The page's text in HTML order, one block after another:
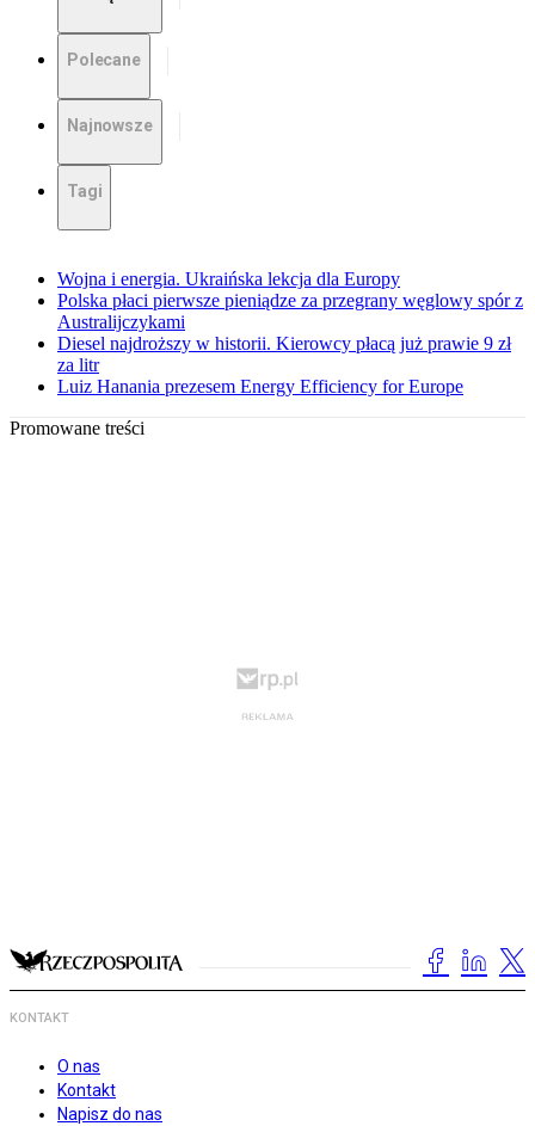
Polecane
Najnowsze
Tagi
Wojna i energia. Ukraińska lekcja dla Europy
Polska płaci pierwsze pieniądze za przegrany węglowy spór z
Australijczykami
Diesel najdroższy w historii. Kierowcy płacą już prawie 9 zł
za litr
Luiz Hanania prezesem Energy Efficiency for Europe
Promowane treści
KONTAKT
O nas
Kontakt
Napisz do nas